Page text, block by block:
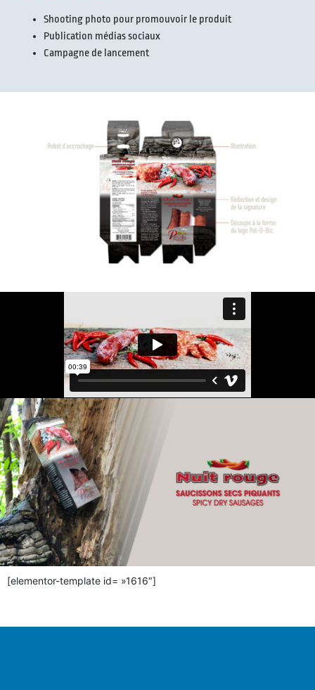
Shooting photo pour promouvoir le produit
Publication médias sociaux
Campagne de lancement
[elementor-template id= »1616″]